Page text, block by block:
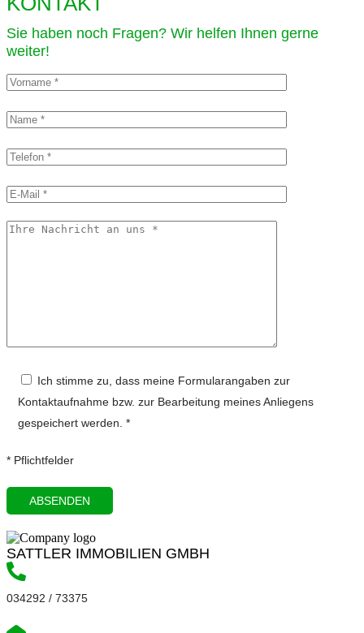
Sie haben noch Fragen? Wir helfen Ihnen gerne
weiter!​
Ich stimme zu, dass meine Formularangaben zur
Kontaktaufnahme bzw. zur Bearbeitung meines Anliegens
gespeichert werden. *
* Pflichtfelder
SATTLER IMMOBILIEN GMBH
034292 / 73375